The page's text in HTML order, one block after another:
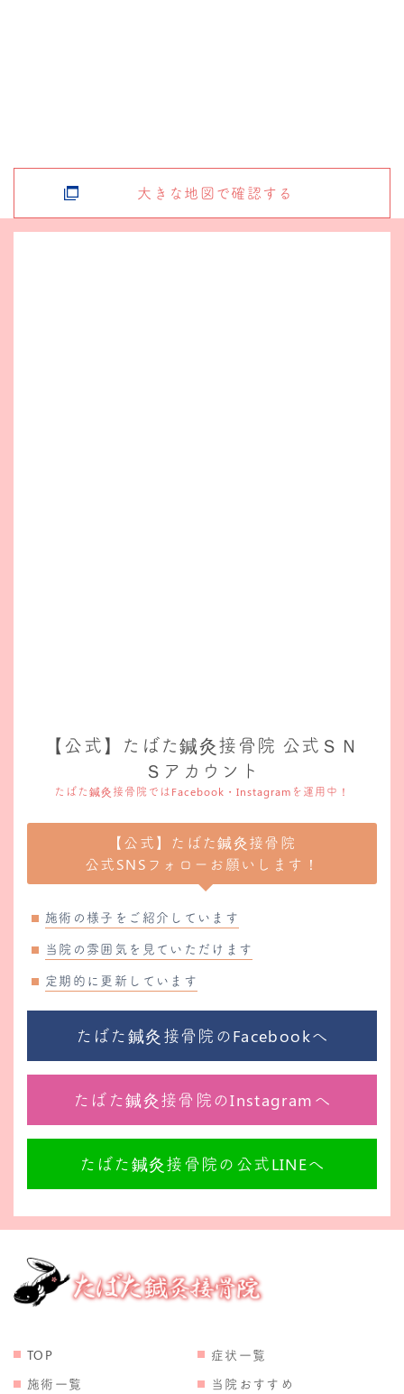
大きな地図で確認する
【公式】たばた鍼灸接骨院 公式ＳＮ
Ｓアカウント
たばた鍼灸接骨院ではFacebook・Instagramを運用中！
【公式】たばた鍼灸接骨院
公式SNSフォローお願いします！
施術の様子をご紹介しています
当院の雰囲気を見ていただけます
定期的に更新しています
たばた鍼灸接骨院のFacebookへ
たばた鍼灸接骨院のInstagramへ
たばた鍼灸接骨院の公式LINEへ
TOP
症状一覧
施術一覧
当院おすすめ